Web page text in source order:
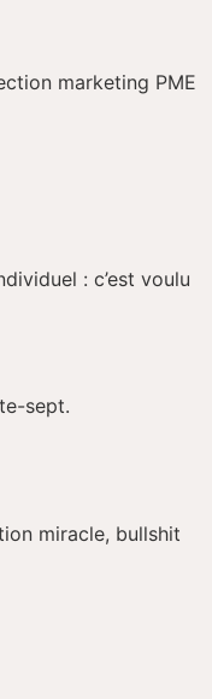
marketing PME
: c’est voulu
sept.
miracle, bullshit